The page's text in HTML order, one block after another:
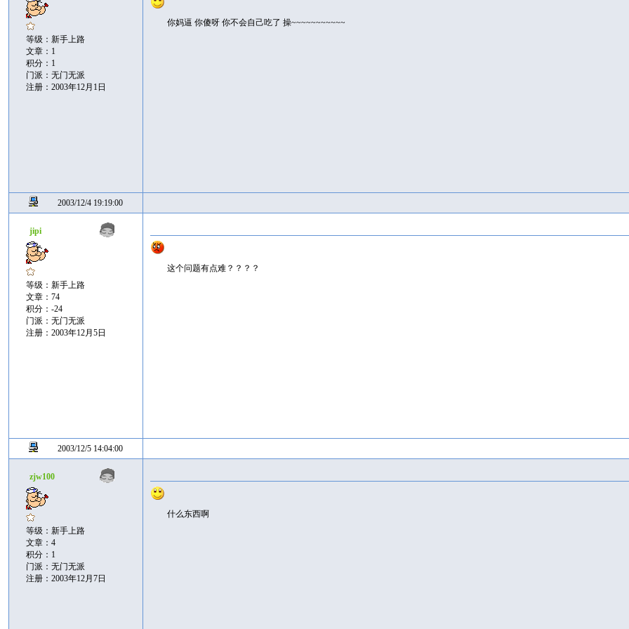
等级：新手上路
文章：1
积分：1
门派：无门无派
注册：2003年12月1日
你妈逼 你傻呀 你不会自己吃了 操~~~~~~~~~~~
2003/12/4 19:19:00
jipi
等级：新手上路
文章：74
积分：-24
门派：无门无派
注册：2003年12月5日
这个问题有点难？？？？
2003/12/5 14:04:00
zjw100
等级：新手上路
文章：4
积分：1
门派：无门无派
注册：2003年12月7日
什么东西啊